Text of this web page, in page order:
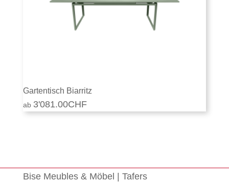
Gartentisch Biarritz
3'081.00CHF
Bise Meubles & Möbel | Tafers